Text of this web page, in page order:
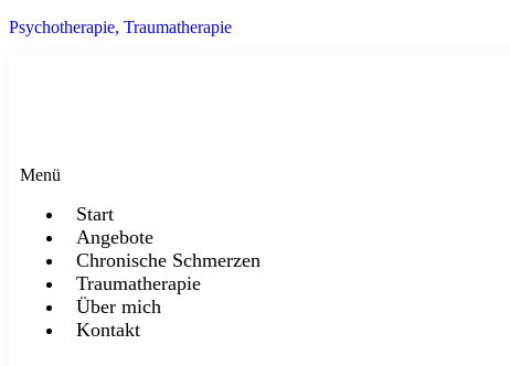
Psychotherapie, Traumatherapie
Menü
Start
Angebote
Chronische Schmerzen
Traumatherapie
Über mich
Kontakt